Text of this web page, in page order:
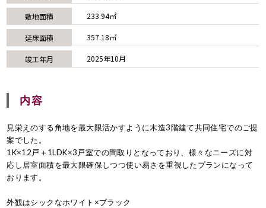
敷地面積 233.94㎡
延床面積 357.18㎡
竣工年月 2025年10月
内容
見栄えのする角地を最大限活かすように木造3階建て共同住宅でのご提
案でした。
1K×12戸＋1LDK×3戸室での間取りとなっており、様々なニーズに対
応し居室面積を最大限確保しつつ使い易さを重視したプランになって
おります。
外観はシックなホワイト×ブラック